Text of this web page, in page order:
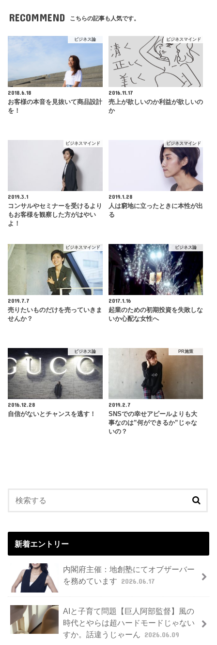
RECOMMEND こちらの記事も人気です。
ビジネス論
2018.6.18
お客様の本音を見抜いて商品設計
を！
ビジネスマインド
2016.11.17
売上が欲しいのか利益が欲しいの
か
ビジネスマインド
2019.3.1
コンサルやセミナーを受けるより
もお客様を観察した方がはやい
よ！
ビジネスマインド
2019.1.28
人は窮地に立ったときに本性が出
る
ビジネスマインド
2019.7.7
売りたいものだけを売っていきま
せんか？
ビジネス論
2017.1.16
起業のための初期投資を失敗しな
いか心配な女性へ
ビジネス論
2016.12.28
自信がないとチャンスを逃す！
PR施策
2019.2.7
SNSでの幸せアピールよりも大
事なのは”何ができるか”じゃな
いの？
新着エントリー
内閣府主催：地創塾にてオブザーバー
を務めています 2026.06.17
AIと子育て問題【巨人阿部監督】風の
時代とやらは超ハードモードじゃない
すか。話違うじゃーん 2026.06.09